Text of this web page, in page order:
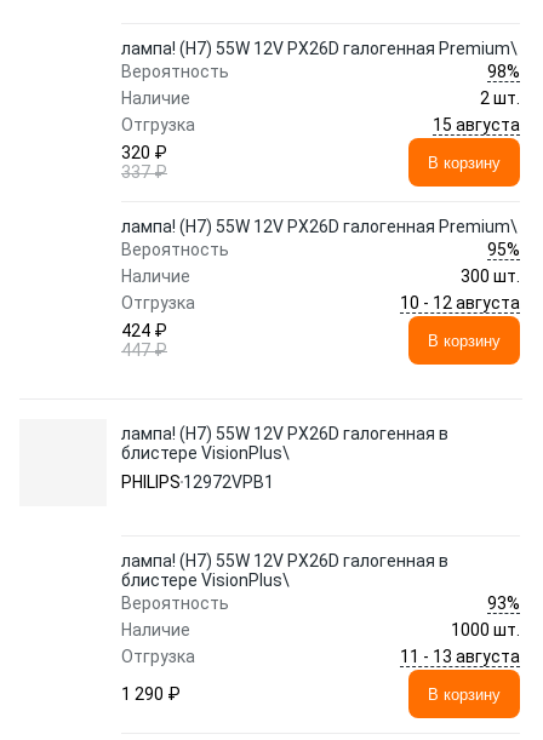
лампа! (H7) 55W 12V PX26D галогенная Premium\
Вероятность
98%
Наличие
2 шт.
Отгрузка
15 августа
320 ₽
337 ₽
В корзину
лампа! (H7) 55W 12V PX26D галогенная Premium\
Вероятность
95%
Наличие
300 шт.
Отгрузка
10 - 12 августа
424 ₽
447 ₽
В корзину
лампа! (H7) 55W 12V PX26D галогенная в
блистере VisionPlus\
PHILIPS 12972VPB1
лампа! (H7) 55W 12V PX26D галогенная в
блистере VisionPlus\
Вероятность
93%
Наличие
1000 шт.
Отгрузка
11 - 13 августа
1 290 ₽
В корзину